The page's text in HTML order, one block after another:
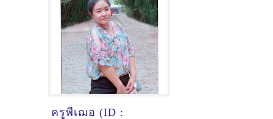
ครูพี่เฌอ (ID :